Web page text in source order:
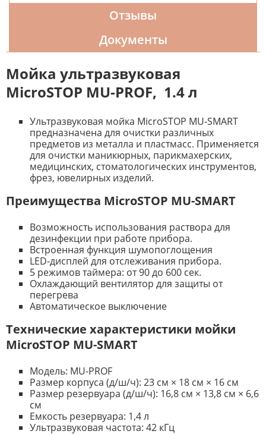
Отзывы
Документы
Мойка ультразвуковая
MicroSTOP MU-PROF, 1.4 л
Ультразвуковая мойка MicroSTOP MU-SMART
предназначена для очистки различных
предметов из металла и пластмасс. Применяется
для очистки маникюрных, парикмахерских,
медицинских, стоматологических инструментов,
фрез, ювелирных изделий.
Преимущества MicroSTOP MU-SMART
Возможность использования раствора для
дезинфекции при работе прибора.
Встроенная функция шумопоглощения
LED-дисплей для отслеживания прибора.
5 режимов таймера: от 90 до 600 сек.
Охлаждающий вентилятор для защиты от
перегрева
Автоматическое выключение
Технические характеристики мойки
MicroSTOP MU-SMART
Модель: MU-PROF
Размер корпуса (д/ш/ч): 23 см × 18 см × 16 см
Размер резервуара (д/ш/ч): 16,8 см × 13,8 см × 6,6
см
Емкость резервуара: 1,4 л
Ультразвуковая частота: 42 кГц